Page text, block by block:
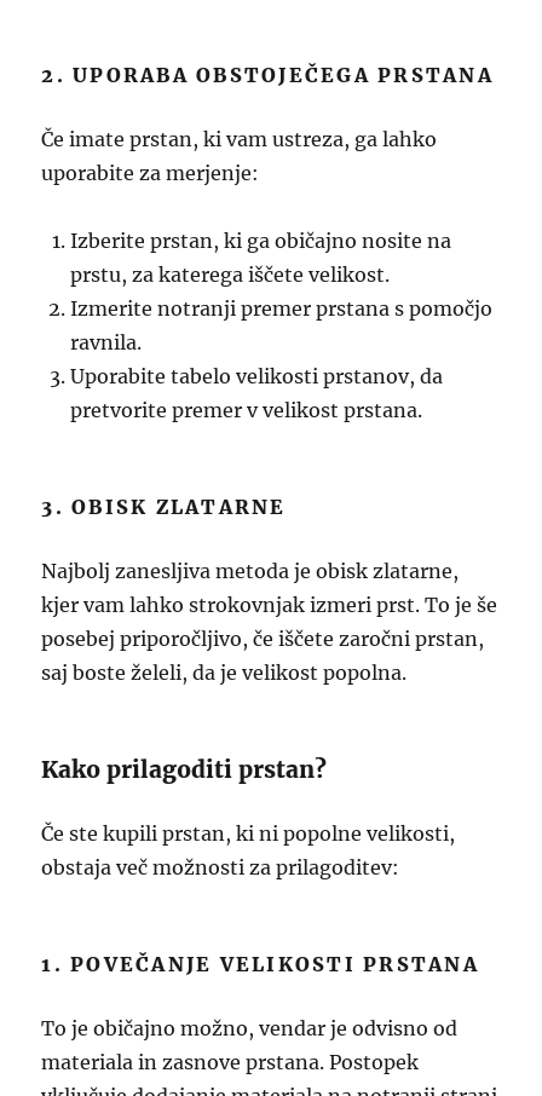
2. UPORABA OBSTOJEČEGA PRSTANA
Če imate prstan, ki vam ustreza, ga lahko
uporabite za merjenje:
Izberite prstan, ki ga običajno nosite na
prstu, za katerega iščete velikost.
Izmerite notranji premer prstana s pomočjo
ravnila.
Uporabite tabelo velikosti prstanov, da
pretvorite premer v velikost prstana.
3. OBISK ZLATARNE
Najbolj zanesljiva metoda je obisk zlatarne,
kjer vam lahko strokovnjak izmeri prst. To je še
posebej priporočljivo, če iščete zaročni prstan,
saj boste želeli, da je velikost popolna.
Kako prilagoditi prstan?
Če ste kupili prstan, ki ni popolne velikosti,
obstaja več možnosti za prilagoditev:
1. POVEČANJE VELIKOSTI PRSTANA
To je običajno možno, vendar je odvisno od
materiala in zasnove prstana. Postopek